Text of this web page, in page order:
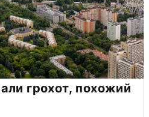
грохот, похожий